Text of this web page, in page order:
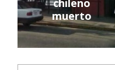
chileno
muerto